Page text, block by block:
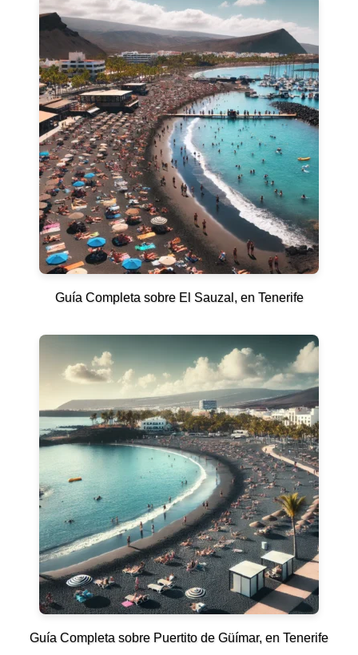
Guía Completa sobre El Sauzal, en Tenerife
Guía Completa sobre Puertito de Güímar, en Tenerife